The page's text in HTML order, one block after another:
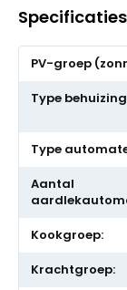
Specificaties
Meer
informatie